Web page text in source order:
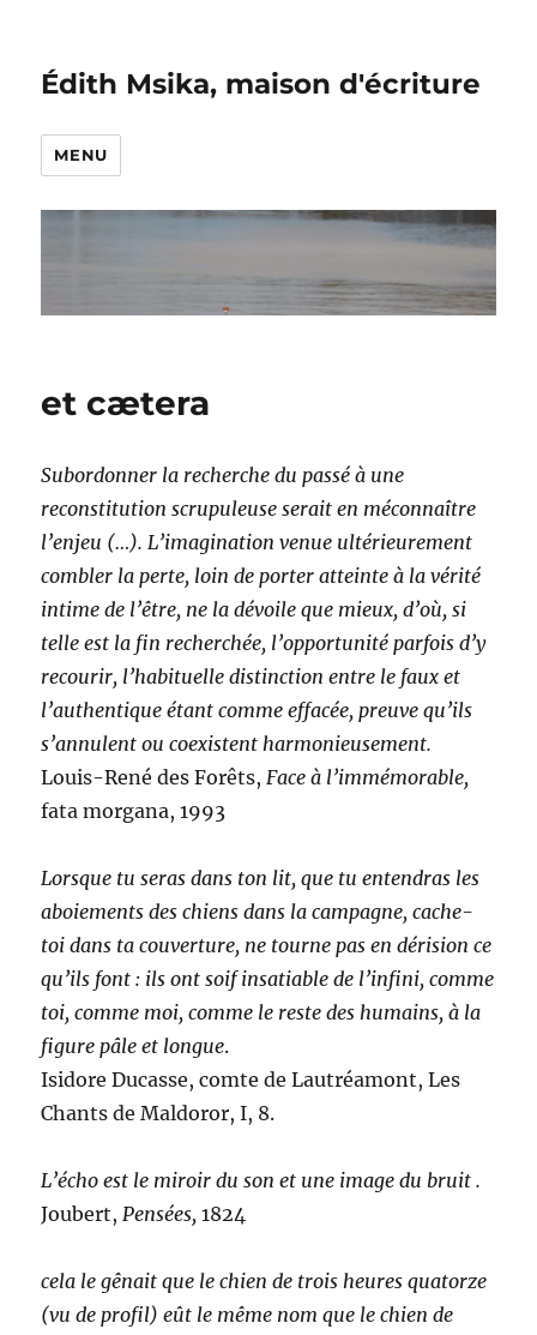
Édith Msika, maison d'écriture
MENU
et cætera
Subordonner la recherche du passé à une
reconstitution scrupuleuse serait en méconnaître
l’enjeu (…). L’imagination venue ultérieurement
combler la perte, loin de porter atteinte à la vérité
intime de l’être, ne la dévoile que mieux, d’où, si
telle est la fin recherchée, l’opportunité parfois d’y
recourir, l’habituelle distinction entre le faux et
l’authentique étant comme effacée, preuve qu’ils
s’annulent ou coexistent harmonieusement.
Louis-René des Forêts,Face à l’immémorable,
fata morgana, 1993
Lorsque tu seras dans ton lit, que tu entendras les
aboiements des chiens dans la campagne, cache-
toi dans ta couverture, ne tourne pas en dérision ce
qu’ils font : ils ont soif insatiable de l’infini, comme
toi, comme moi, comme le reste des humains, à la
figure pâle et longue.
Isidore Ducasse, comte de Lautréamont, Les
Chants de Maldoror, I, 8.
L’écho est le miroir du son et une image du bruit .
Joubert,Pensées, 1824
cela le gênait que le chien de trois heures quatorze
(vu de profil) eût le même nom que le chien de